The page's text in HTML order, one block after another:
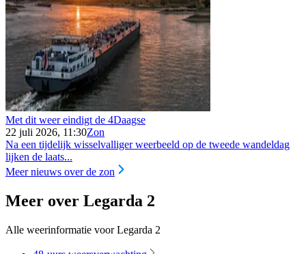
Met dit weer eindigt de 4Daagse
22 juli 2026, 11:30Zon
Na een tijdelijk wisselvalliger weerbeeld op de tweede wandeldag
lijken de laats...
Meer nieuws over de zon
Meer over Legarda 2
Alle weerinformatie voor Legarda 2